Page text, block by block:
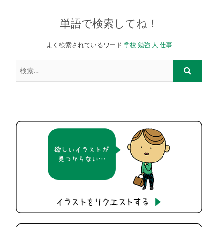
単語で検索してね！
よく検索されているワード 学校 勉強 人 仕事